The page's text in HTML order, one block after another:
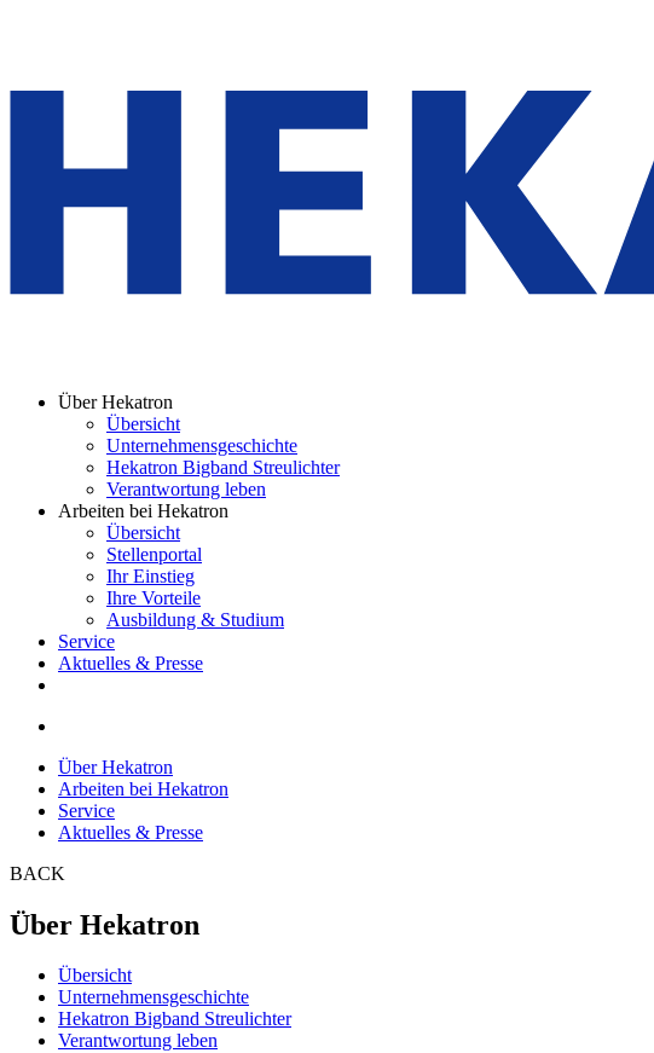
Über Hekatron
Übersicht
Unternehmensgeschichte
Hekatron Bigband Streulichter
Verantwortung leben
Arbeiten bei Hekatron
Übersicht
Stellenportal
Ihr Einstieg
Ihre Vorteile
Ausbildung & Studium
Service
Aktuelles & Presse
Über Hekatron
Arbeiten bei Hekatron
Service
Aktuelles & Presse
BACK
Über Hekatron
Übersicht
Unternehmensgeschichte
Hekatron Bigband Streulichter
Verantwortung leben